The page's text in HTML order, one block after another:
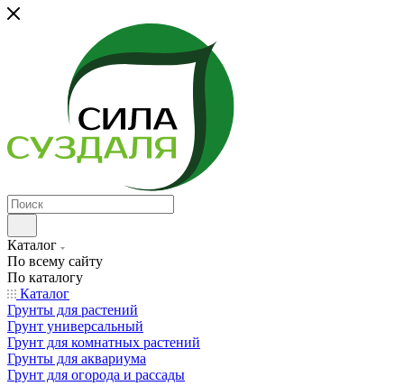
Каталог
По всему сайту
По каталогу
Каталог
Грунты для растений
Грунт универсальный
Грунт для комнатных растений
Грунты для аквариума
Грунт для огорода и рассады